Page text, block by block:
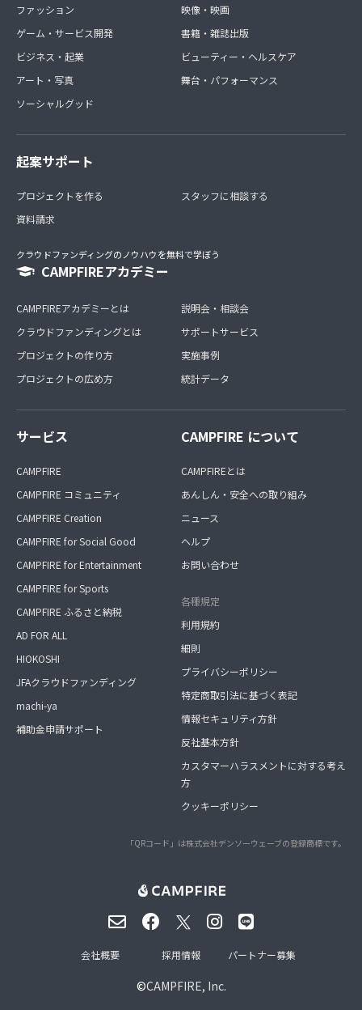
ファッション
ゲーム・サービス開発
ビジネス・起業
アート・写真
ソーシャルグッド
映像・映画
書籍・雑誌出版
ビューティー・ヘルスケア
舞台・パフォーマンス
起案サポート
プロジェクトを作る
資料請求
スタッフに相談する
クラウドファンディングのノウハウを無料で学ぼう
CAMPFIREアカデミー
CAMPFIREアカデミーとは
クラウドファンディングとは
プロジェクトの作り方
プロジェクトの広め方
説明会・相談会
サポートサービス
実施事例
統計データ
サービス
CAMPFIRE
CAMPFIRE コミュニティ
CAMPFIRE Creation
CAMPFIRE for Social Good
CAMPFIRE for Entertainment
CAMPFIRE for Sports
CAMPFIRE ふるさと納税
AD FOR ALL
HIOKOSHI
JFAクラウドファンディング
machi-ya
補助金申請サポート
CAMPFIRE について
CAMPFIREとは
あんしん・安全への取り組み
ニュース
ヘルプ
お問い合わせ
各種規定
利用規約
細則
プライバシーポリシー
特定商取引法に基づく表記
情報セキュリティ方針
反社基本方針
カスタマーハラスメントに対する考え
方
クッキーポリシー
「QRコード」は株式会社デンソーウェーブの登録商標です。
©CAMPFIRE, Inc.
会社概要 採用情報 パートナー募集